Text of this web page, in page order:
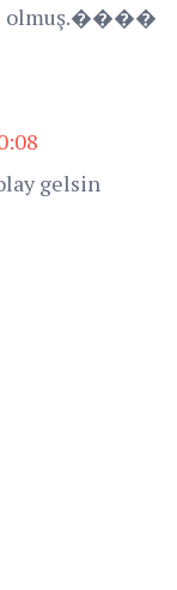
olmuş.����
gelsin